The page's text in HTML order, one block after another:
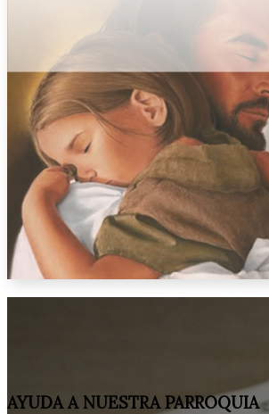
AYUDA A NUESTRA PARROQUIA